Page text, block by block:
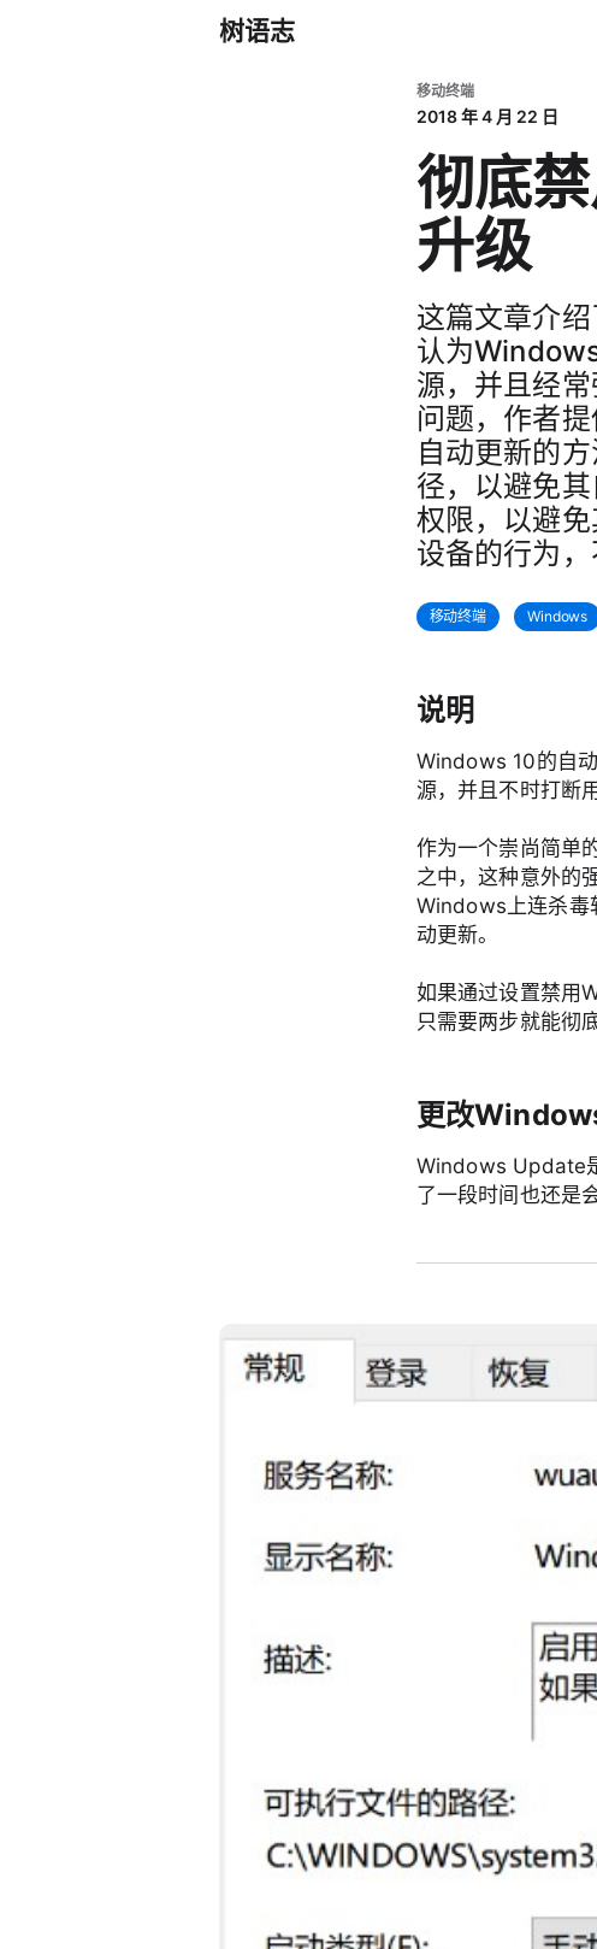
树语志
移动终端
2018 年 4 月 22 日
彻底
升级
这篇文章介
认为
源，并且经
问题，作者
自动更新的
径，以避免
权限，以避
设备的行为，
移动终端 Windows
说明
Windows 10的自
源，并且不时打断
作为一个崇尚简单
之中，这种意外的
Windows上连杀毒
动更新。
如果通过设置禁用
只需要两步就能彻
更改
Windows Update
了一段时间也还是